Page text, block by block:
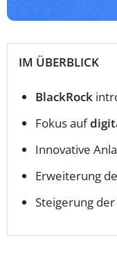
IM ÜBERBLICK
BlackRock
Fokus auf
Innovative
Erweiterung
Steigerung der